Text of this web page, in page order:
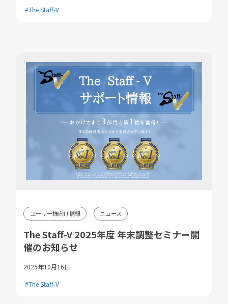
#The Staff-V
ユーザー様向け情報 ニュース
The Staff-V 2025年度 年末調整セミナー開
催のお知らせ
2025年10月16日
#The Staff-V